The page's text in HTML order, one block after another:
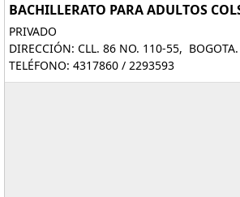
BACHILLERATO PARA ADULTOS
PRIVADO
DIRECCIÓN: CLL. 86 NO. 110-55, BOGOTA.
TELÉFONO: 4317860 / 2293593